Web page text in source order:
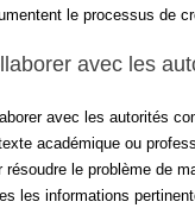
le processus de
avec les
avec les autorités
académique ou
résoudre le problème de
les informations